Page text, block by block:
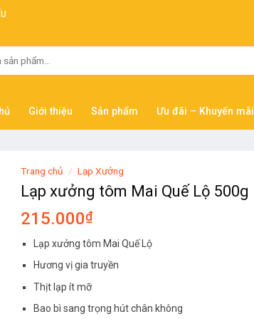
Giới thiệu Sản phẩm Ưu đãi – Khuyến mãi
Trang chủ / Lạp Xưởng
Lạp xưởng tôm Mai Quế Lộ 500g
215.000₫
Lạp xưởng tôm Mai Quế Lộ
Hương vị gia truyền
Thịt lạp ít mỡ
Bao bì sang trọng hút chân không